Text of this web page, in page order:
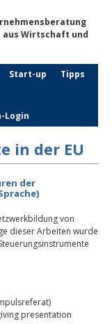
Start-up
Tipps
Login
in der EU
der
von
dieser Arbeiten wurde
presentation